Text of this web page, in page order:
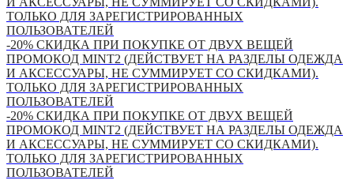
ТОЛЬКО ДЛЯ ЗАРЕГИСТРИРОВАННЫХ
ПОЛЬЗОВАТЕЛЕЙ
-20% СКИДКА ПРИ ПОКУПКЕ ОТ ДВУХ ВЕЩЕЙ
ПРОМОКОД MINT2 (ДЕЙСТВУЕТ НА РАЗДЕЛЫ ОДЕЖДА
И АКСЕССУАРЫ, НЕ СУММИРУЕТ СО СКИДКАМИ).
ТОЛЬКО ДЛЯ ЗАРЕГИСТРИРОВАННЫХ
ПОЛЬЗОВАТЕЛЕЙ
-20% СКИДКА ПРИ ПОКУПКЕ ОТ ДВУХ ВЕЩЕЙ
ПРОМОКОД MINT2 (ДЕЙСТВУЕТ НА РАЗДЕЛЫ ОДЕЖДА
И АКСЕССУАРЫ, НЕ СУММИРУЕТ СО СКИДКАМИ).
ТОЛЬКО ДЛЯ ЗАРЕГИСТРИРОВАННЫХ
ПОЛЬЗОВАТЕЛЕЙ